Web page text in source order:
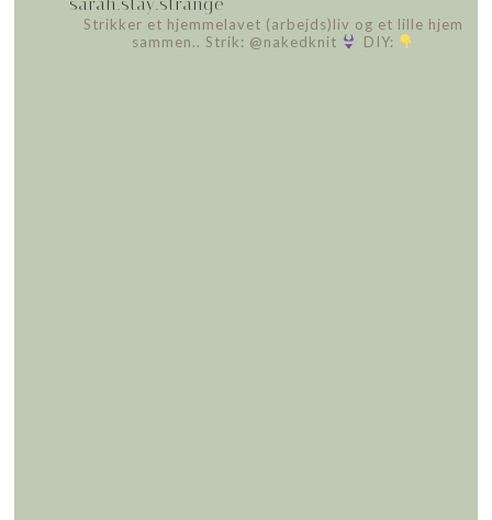
Strikker et hjemmelavet (arbejds)liv og et lille hjem
sammen.. Strik: @nakedknit DIY: